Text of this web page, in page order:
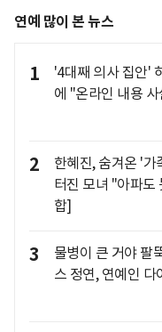
연예 많이 본 뉴스
1
'4대째 의사 집안'
에 "온라인 내용
2
한혜진, 숨겨온 '가
터진 모녀 "아파
합]
3
물병이 큰 거야 팔
스 정연, 연예인 다